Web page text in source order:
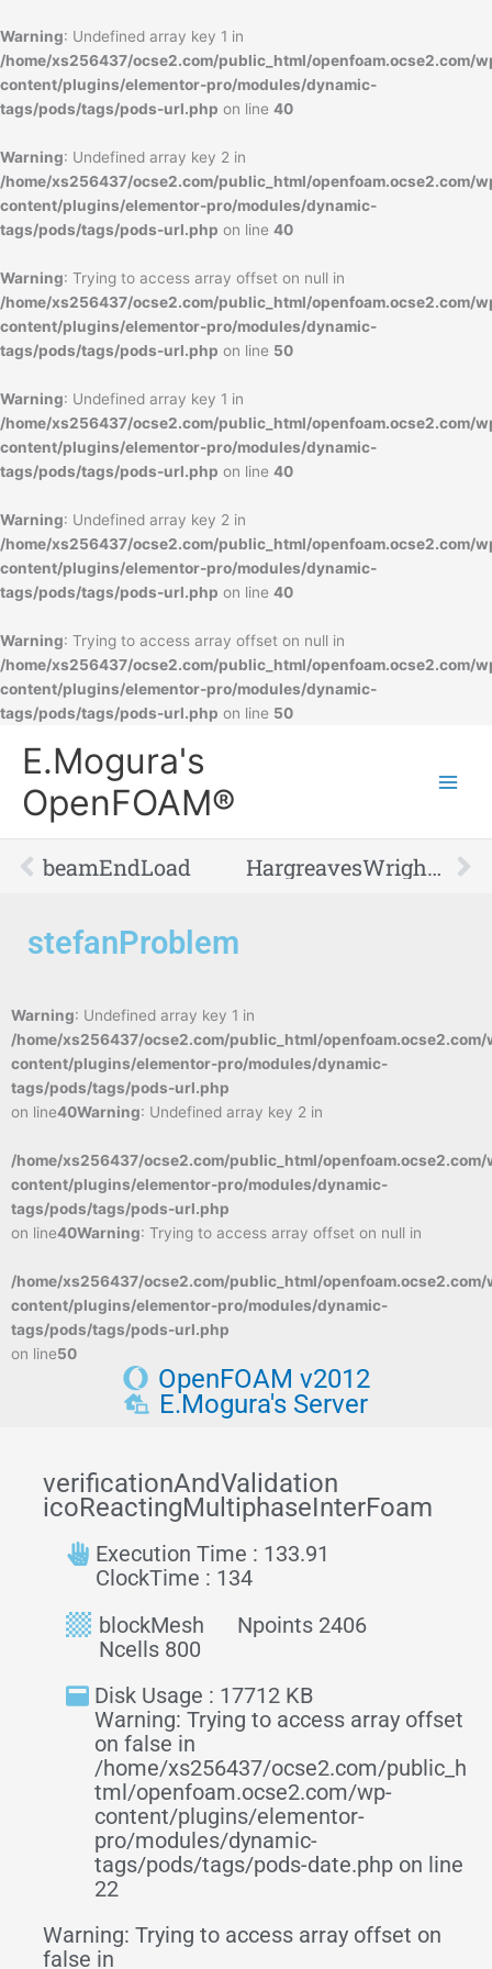
Warning: Undefined array key 1 in
/home/xs256437/ocse2.com/public_html/openfoam.ocse2.com/
content/plugins/elementor-pro/modules/dynamic-
tags/pods/tags/pods-url.php on line 40
Warning: Undefined array key 2 in
/home/xs256437/ocse2.com/public_html/openfoam.ocse2.com/
content/plugins/elementor-pro/modules/dynamic-
tags/pods/tags/pods-url.php on line 40
Warning: Trying to access array offset on null in
/home/xs256437/ocse2.com/public_html/openfoam.ocse2.com/
content/plugins/elementor-pro/modules/dynamic-
tags/pods/tags/pods-url.php on line 50
Warning: Undefined array key 1 in
/home/xs256437/ocse2.com/public_html/openfoam.ocse2.com/
content/plugins/elementor-pro/modules/dynamic-
tags/pods/tags/pods-url.php on line 40
Warning: Undefined array key 2 in
/home/xs256437/ocse2.com/public_html/openfoam.ocse2.com/
content/plugins/elementor-pro/modules/dynamic-
tags/pods/tags/pods-url.php on line 40
Warning: Trying to access array offset on null in
/home/xs256437/ocse2.com/public_html/openfoam.ocse2.com/
content/plugins/elementor-pro/modules/dynamic-
tags/pods/tags/pods-url.php on line 50
容
を
ス
キ
プ
E.Mogura's
OpenFOAM®
Prev
beamEndLoad HargreavesWright_2007
stefanProblem
Warning: Undefined array key 1 in
/home/xs256437/ocse2.com/public_html/openfoam.ocse2.com/
content/plugins/elementor-pro/modules/dynamic-
tags/pods/tags/pods-url.php
on line40Warning: Undefined array key 2 in
/home/xs256437/ocse2.com/public_html/openfoam.ocse2.com/
content/plugins/elementor-pro/modules/dynamic-
tags/pods/tags/pods-url.php
on line40Warning: Trying to access array offset on null in
/home/xs256437/ocse2.com/public_html/openfoam.ocse2.com/
content/plugins/elementor-pro/modules/dynamic-
tags/pods/tags/pods-url.php
on line50
OpenFOAM v2012
E.Mogura's Server
verificationAndValidation
icoReactingMultiphaseInterFoam
Execution Time : 133.91
ClockTime : 134
blockMesh
Npoints 2406
Ncells 800
Disk Usage : 17712 KB
Warning: Trying to access array offset
on false in
/home/xs256437/ocse2.com/public_h
tml/openfoam.ocse2.com/wp-
content/plugins/elementor-
pro/modules/dynamic-
tags/pods/tags/pods-date.php on line
22
Warning: Trying to access array offset on
false in